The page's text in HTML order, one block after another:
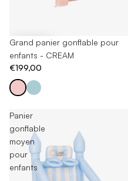
Grand panier gonflable pour
enfants - CREAM
€199,00
Panier
gonflable
moyen
pour
enfants